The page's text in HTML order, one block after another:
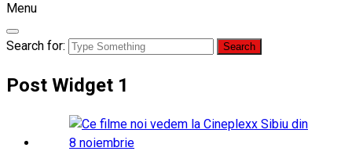
Menu
Search for:
Post Widget 1